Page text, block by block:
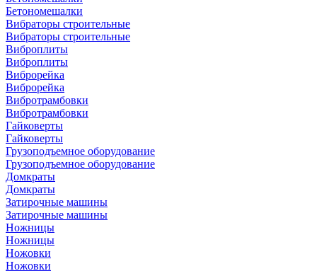
Бетономешалки
Вибраторы строительные
Вибраторы строительные
Виброплиты
Виброплиты
Виброрейка
Виброрейка
Вибротрамбовки
Вибротрамбовки
Гайковерты
Гайковерты
Грузоподъемное оборудование
Грузоподъемное оборудование
Домкраты
Домкраты
Затирочные машины
Затирочные машины
Ножницы
Ножницы
Ножовки
Ножовки